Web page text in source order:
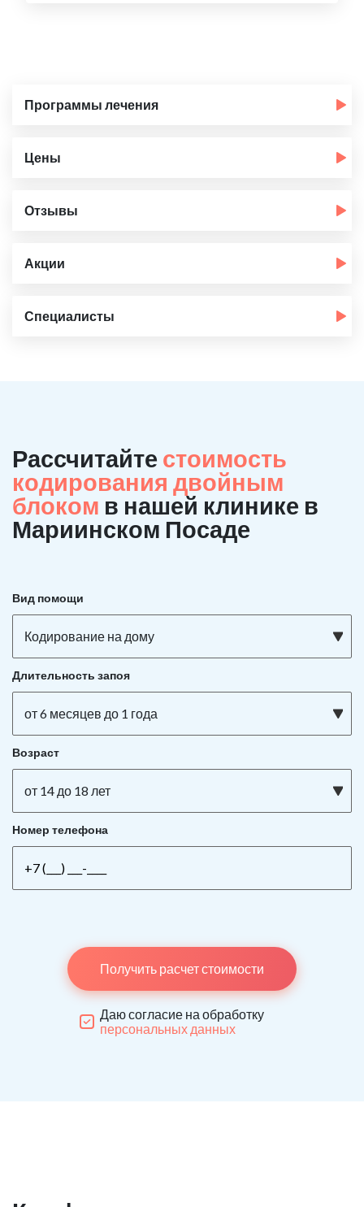
Программы лечения
Цены
Отзывы
Акции
Специалисты
Рассчитайте стоимость
кодирования двойным
блоком в нашей клинике в
Мариинском Посаде
Вид помощи
Кодирование на дому
Длительность запоя
от 6 месяцев до 1 года
Возраст
от 14 до 18 лет
Номер телефона
Получить расчет стоимости
Даю согласие на обработку
персональных данных